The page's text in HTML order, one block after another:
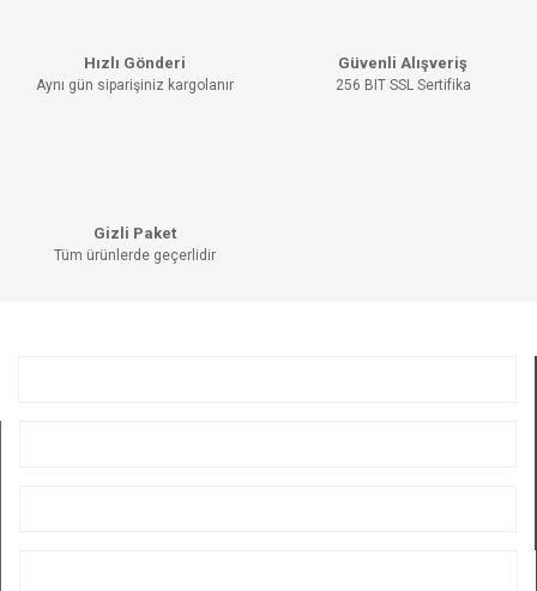
Ürün açıklamasında eksik bilgiler bulunuyor.
Hızlı Gönderi
Aynı gün siparişiniz kargolanır
Güvenli Alışveriş
256 BIT SSL Sertifika
Gizli Paket
Tüm ürünlerde geçerlidir